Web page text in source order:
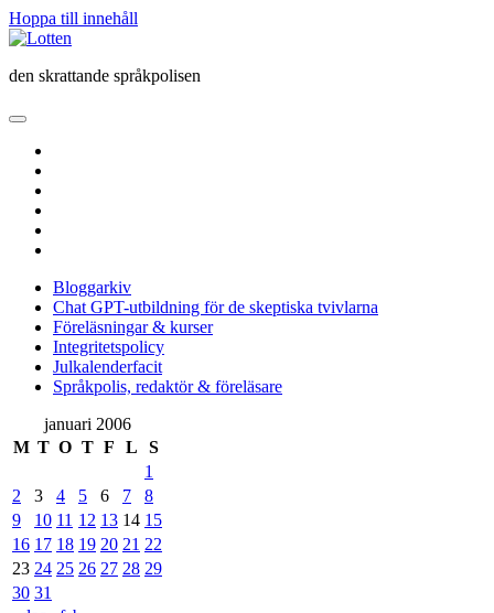
Hoppa till innehåll
Lotten
den skrattande språkpolisen
öppna
meny
Bloggarkiv
Chat GPT-utbildning för de skeptiska tvivlarna
Föreläsningar & kurser
Integritetspolicy
Julkalenderfacit
Språkpolis, redaktör & föreläsare
Sidopanel
januari 2006
M T O T F L
S
1
2
3 4 5 6 7
8
9
10 11 12 13 14 15
16 17 18 19 20 21 22
23 24 25 26 27 28 29
30 31